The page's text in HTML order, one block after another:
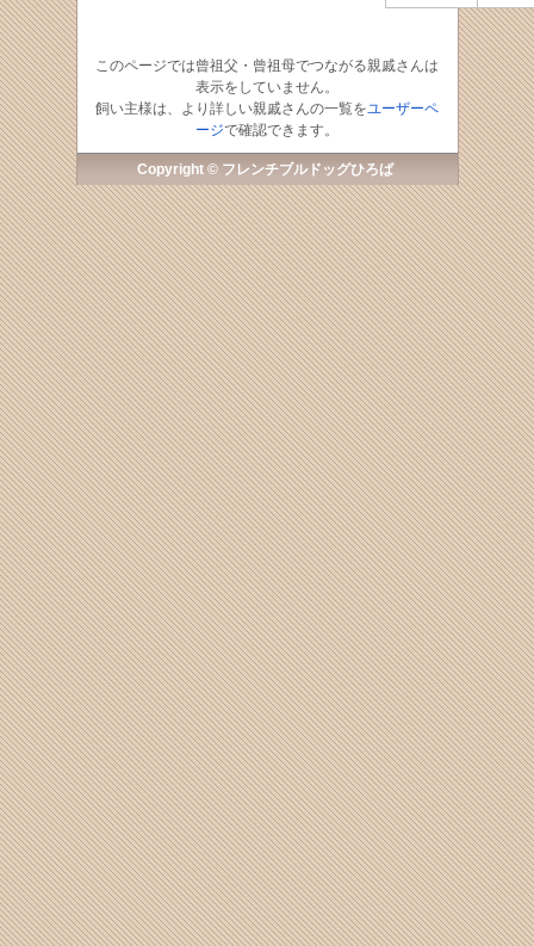
このページでは曾祖父・曾祖母でつながる親戚さんは
表示をしていません。
飼い主様は、より詳しい親戚さんの一覧をユーザーペ
ージで確認できます。
Copyright © フレンチブルドッグひろば